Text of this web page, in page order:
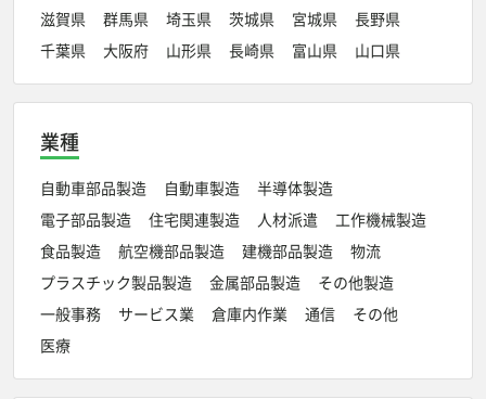
滋賀県
群馬県 埼玉県 茨城県 宮城県
長野県
千葉県
大阪府 山形県 長崎県 富山県 山口県
業種
自動車部品製造 自動車製造
半導体製造
電子部品製造
住宅関連製造 人材派遣
工作機械製造
食品製造
航空機部品製造 建機部品製造
物流
プラスチック製品製造
金属部品製造
その他製造
一般事務
サービス業 倉庫内作業 通信
その他
医療